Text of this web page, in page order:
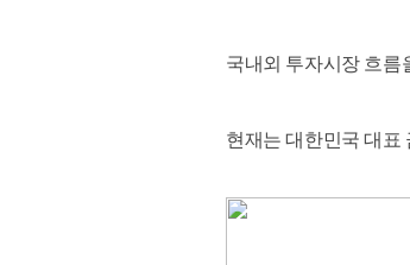
국내외 투자시장 흐름
현재는 대한민국 대표